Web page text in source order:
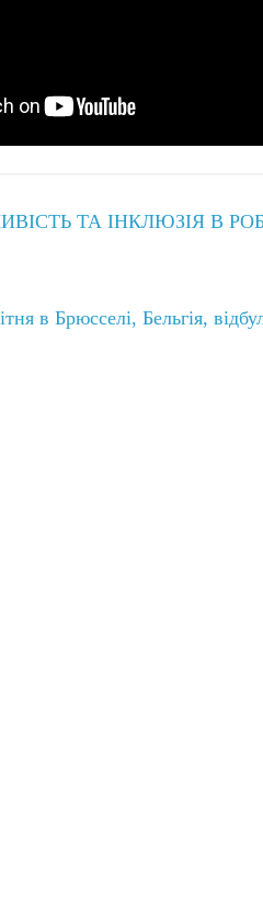
ТА ІНКЛЮЗІЯ В
в Брюсселі, Бельгія,